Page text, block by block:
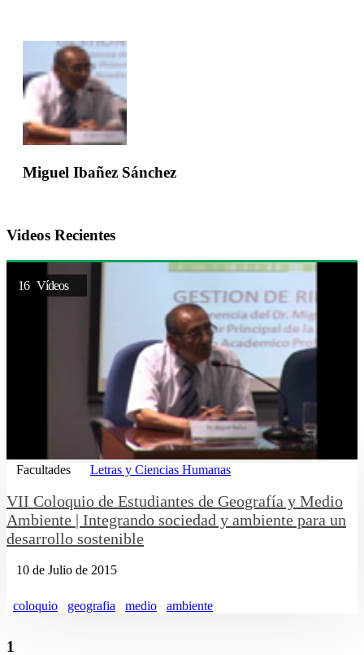
Miguel Ibañez Sánchez
Videos Recientes
16 Vídeos
Facultades Letras y Ciencias Humanas
VII Coloquio de Estudiantes de Geografía y Medio
Ambiente | Integrando sociedad y ambiente para un
desarrollo sostenible
10 de Julio de 2015
coloquio geografia medio ambiente
1